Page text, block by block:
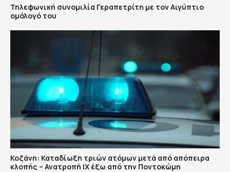
Τηλεφωνική συνομιλία Γεραπετρίτη με τον Αιγύπτιο
ομόλογό του
Κοζάνη: Καταδίωξη τριών ατόμων μετά από απόπειρα
κλοπής – Ανατροπή ΙΧ έξω από την Ποντοκώμη